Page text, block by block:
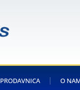
PRODAVNICA O